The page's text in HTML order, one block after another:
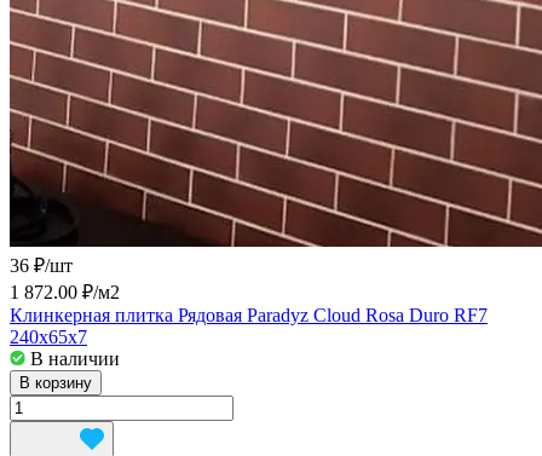
36 ₽/шт
1 872.00 ₽/м2
Клинкерная плитка Рядовая Paradyz Cloud Rosa Duro RF7
240x65x7
В наличии
В корзину